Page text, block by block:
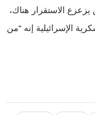
يزعزع الاستقرار هناك،
الإسرائيلية إنه “من